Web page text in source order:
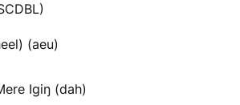
(aeu)
Igiŋ (dah)